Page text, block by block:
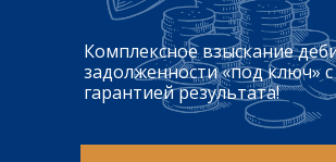
Комплексное взыскание
задолженности «под ключ» с
гарантией результата!